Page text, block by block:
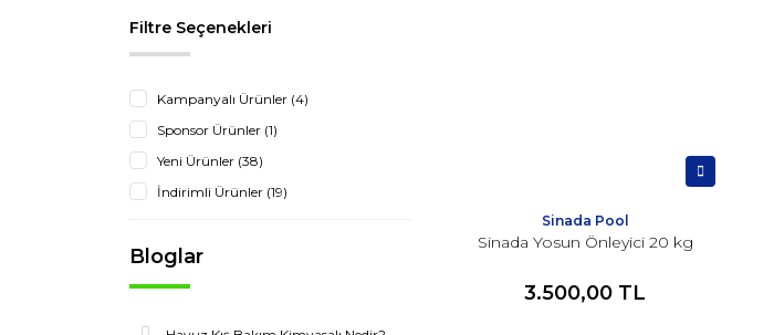
Filtre Seçenekleri
Kampanyalı Ürünler (4)
Sponsor Ürünler (1)
Yeni Ürünler (38)
İndirimli Ürünler (19)
Bloglar
Sinada Pool
Sinada Yosun Önleyici 20 kg
3.500,00 TL